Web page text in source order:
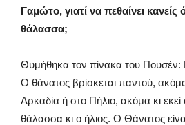
Γαμώτο, γιατί να πεθαίνει κανείς
θάλασσα;
Θυμήθηκα τον πίνακα του Πουσέν:
Ο θάνατος βρίσκεται παντού,
Αρκαδία ή στο Πήλιο, ακόμα κι
θάλασσα κι ο ήλιος. Ο Θάνατος